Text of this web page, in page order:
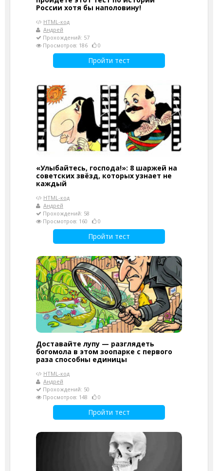
России хотя бы наполовину!
HTML-код
Андрей
Прохождений: 57
Просмотров: 186
0
Пройти тест
«Улыбайтесь, господа!»: 8 шаржей на
советских звёзд, которых узнает не
каждый
HTML-код
Андрей
Прохождений: 58
Просмотров: 160
0
Пройти тест
Доставайте лупу — разглядеть
богомола в этом зоопарке с первого
раза способны единицы
HTML-код
Андрей
Прохождений: 50
Просмотров: 148
0
Пройти тест